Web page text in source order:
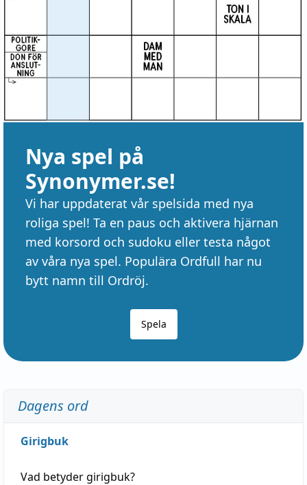
Nya spel på
Synonymer.se!
Vi har uppdaterat vår spelsida med nya
roliga spel! Ta en paus och aktivera hjärnan
med korsord och sudoku eller testa något
av våra nya spel. Populära Ordfull har nu
bytt namn till Ordröj.
Spela
Dagens ord
Girigbuk
Vad betydergirigbuk?